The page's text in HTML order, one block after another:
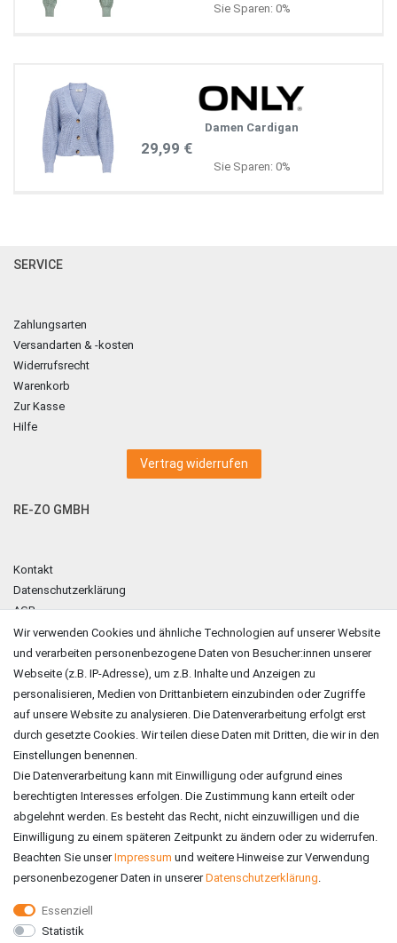
Sie Sparen: 0%
Damen Cardigan
29,99 €
Sie Sparen: 0%
SERVICE
Zahlungsarten
Versandarten & -kosten
Widerrufsrecht
Warenkorb
Zur Kasse
Hilfe
Vertrag widerrufen
RE-ZO GMBH
Kontakt
Datenschutzerklärung
AGB
Impressum
ZAHLUNGSARTEN
VERSAND
Wir verwenden Cookies und ähnliche Technologien auf unserer Website
und verarbeiten personenbezogene Daten von Besucher:innen unserer
Webseite (z.B. IP-Adresse), um z.B. Inhalte und Anzeigen zu
personalisieren, Medien von Drittanbietern einzubinden oder Zugriffe
auf unsere Website zu analysieren. Die Datenverarbeitung erfolgt erst
durch gesetzte Cookies. Wir teilen diese Daten mit Dritten, die wir in den
Einstellungen benennen.
Die Datenverarbeitung kann mit Einwilligung oder aufgrund eines
berechtigten Interesses erfolgen. Die Zustimmung kann erteilt oder
abgelehnt werden. Es besteht das Recht, nicht einzuwilligen und die
Einwilligung zu einem späteren Zeitpunkt zu ändern oder zu widerrufen.
Beachten Sie unserImpressum und weitere Hinweise zur Verwendung
personenbezogener Daten in unsererDaten­schutz­erklärung.
Essenziell
Statistik